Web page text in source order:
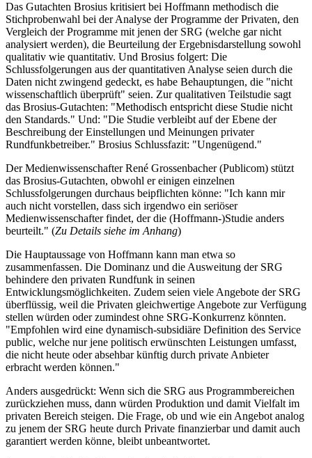
Das Gutachten Brosius kritisiert bei Hoffmann methodisch die
Stichprobenwahl bei der Analyse der Programme der Privaten, den
Vergleich der Programme mit jenen der SRG (welche gar nicht
analysiert werden), die Beurteilung der Ergebnisdarstellung sowohl
qualitativ wie quantitativ. Und Brosius folgert: Die
Schlussfolgerungen aus der quantitativen Analyse seien durch die
Daten nicht zwingend gedeckt, es habe Behauptungen, die "nicht
wissenschaftlich überprüft" seien. Zur qualitativen Teilstudie sagt
das Brosius-Gutachten: "Methodisch entspricht diese Studie nicht
den Standards." Und: "Die Studie verbleibt auf der Ebene der
Beschreibung der Einstellungen und Meinungen privater
Rundfunkbetreiber." Brosius Schlussfazit: "Ungenügend."
Der Medienwissenschafter René Grossenbacher (Publicom) stützt
das Brosius-Gutachten, obwohl er einigen einzelnen
Schlussfolgerungen durchaus beipflichten könne: "Ich kann mir
auch nicht vorstellen, dass sich irgendwo ein seriöser
Medienwissenschafter findet, der die (Hoffmann-)Studie anders
beurteilt." (Zu Details siehe im Anhang)
Die Hauptaussage von Hoffmann kann man etwa so
zusammenfassen. Die Dominanz und die Ausweitung der SRG
behindere den privaten Rundfunk in seinen
Entwicklungsmöglichkeiten. Zudem seien viele Angebote der SRG
überflüssig, weil die Privaten gleichwertige Angebote zur Verfügung
stellen würden oder zumindest ohne SRG-Konkurrenz könnten.
"Empfohlen wird eine dynamisch-subsidiäre Definition des Service
public, welche nur jene politisch erwünschten Leistungen umfasst,
die nicht heute oder absehbar künftig durch private Anbieter
erbracht werden können."
Anders ausgedrückt: Wenn sich die SRG aus Programmbereichen
zurückziehen muss, dann würden Produktion und damit Vielfalt im
privaten Bereich steigen. Die Frage, ob und wie ein Angebot analog
zu jenem der SRG heute durch Private finanzierbar und damit auch
garantiert werden könne, bleibt unbeantwortet.